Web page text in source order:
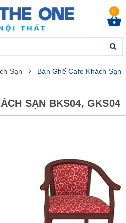
0
Sạn
Bàn Ghế Cafe Khách Sạn
SẠN BKS04, GKS04